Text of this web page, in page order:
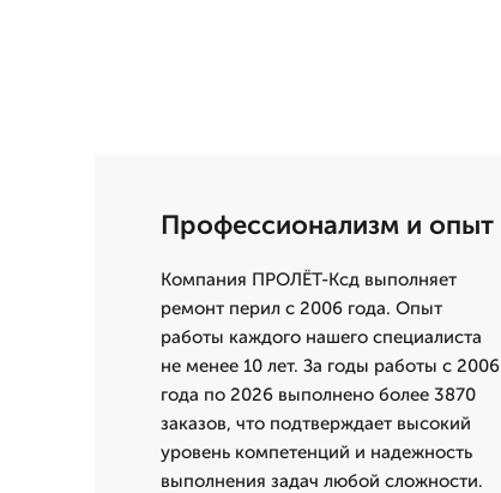
Профессионализм и опыт
Компания ПРОЛЁТ-Ксд выполняет
ремонт перил с 2006 года. Опыт
работы каждого нашего специалиста
не менее 10 лет. За годы работы с 2006
года по 2026 выполнено более 3870
заказов, что подтверждает высокий
уровень компетенций и надежность
выполнения задач любой сложности.